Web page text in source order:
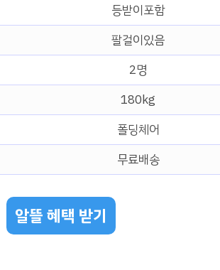
등받이포함
팔걸이있음
2명
180kg
폴딩체어
무료배송
알뜰 혜택 받기